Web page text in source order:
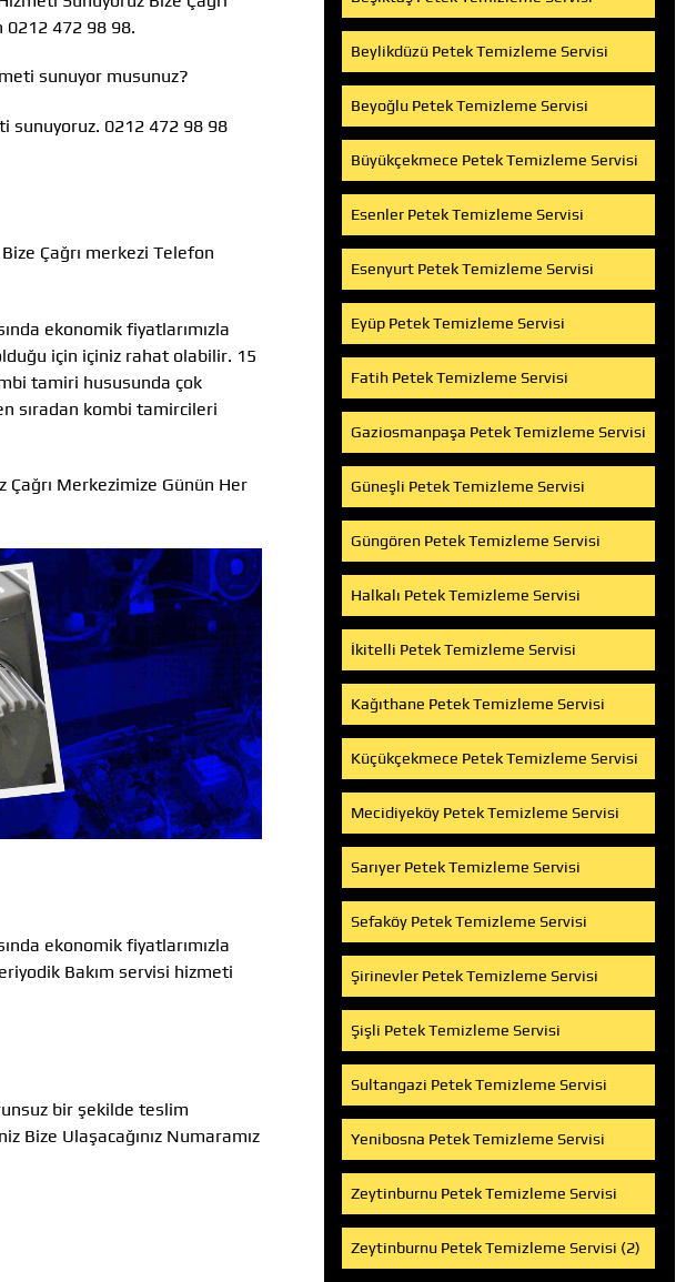
0212 472 98 98.
sunuyor musunuz?
sunuyoruz. 0212 472 98 98
Çağrı merkezi Telefon
ekonomik fiyatlarımızla
için içiniz rahat olabilir. 15
tamiri hususunda çok
sıradan kombi tamircileri
Merkezimize Günün Her
ekonomik fiyatlarımızla
Bakım servisi hizmeti
bir şekilde teslim
Bize Ulaşacağınız Numaramız
Beylikdüzü Petek Temizleme Servisi
Beyoğlu Petek Temizleme Servisi
Büyükçekmece Petek Temizleme Servisi
Esenler Petek Temizleme Servisi
Esenyurt Petek Temizleme Servisi
Eyüp Petek Temizleme Servisi
Fatih Petek Temizleme Servisi
Gaziosmanpaşa Petek Temizleme Servisi
Güneşli Petek Temizleme Servisi
Güngören Petek Temizleme Servisi
Halkalı Petek Temizleme Servisi
İkitelli Petek Temizleme Servisi
Kağıthane Petek Temizleme Servisi
Küçükçekmece Petek Temizleme Servisi
Mecidiyeköy Petek Temizleme Servisi
Sarıyer Petek Temizleme Servisi
Sefaköy Petek Temizleme Servisi
Şirinevler Petek Temizleme Servisi
Şişli Petek Temizleme Servisi
Sultangazi Petek Temizleme Servisi
Yenibosna Petek Temizleme Servisi
Zeytinburnu Petek Temizleme Servisi
Zeytinburnu Petek Temizleme Servisi (2)